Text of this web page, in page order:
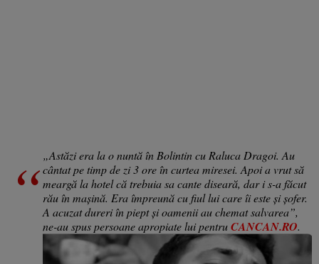
„Astăzi era la o nuntă în Bolintin cu Raluca Dragoi. Au
cântat pe timp de zi 3 ore în curtea miresei. Apoi a vrut să
meargă la hotel că trebuia sa cante diseară, dar i s-a făcut
rău în mașină. Era împreună cu fiul lui care îi este și șofer.
A acuzat dureri în piept și oamenii au chemat salvarea”,
ne-au spus persoane apropiate lui pentruCANCAN.RO.